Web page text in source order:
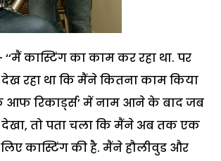
कास्टिंग का काम कर रहा था. पर
रहा था कि मैंने कितना काम किया
आफ रिकार्ड्स’ में नाम आने के बाद जब
तो पता चला कि मैंने अब तक एक
कास्टिंग की है. मैंने हौलीवुड और